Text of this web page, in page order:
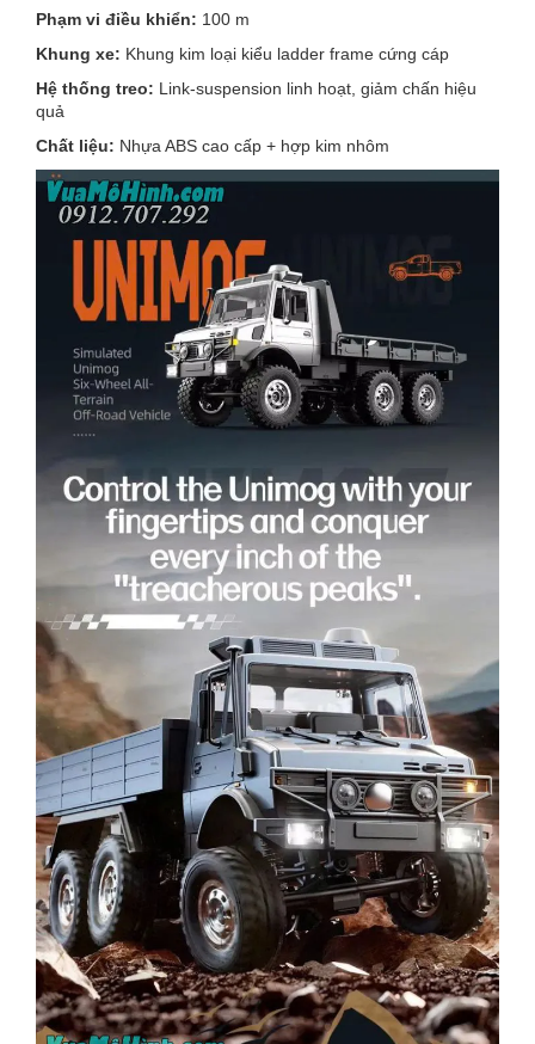
Phạm vi điều khiển: 100 m
Khung xe: Khung kim loại kiểu ladder frame cứng cáp
Hệ thống treo: Link-suspension linh hoạt, giảm chấn hiệu
quả
Chất liệu: Nhựa ABS cao cấp + hợp kim nhôm